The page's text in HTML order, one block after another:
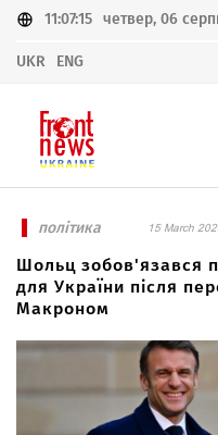
11:07:15 четвер, 06
UKR ENG
політика 15 March
Шольц зобов'язався
для України після
Макроном